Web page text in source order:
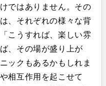
ではありません。その
、それぞれの様々な背
こうすれば、楽しい雰
、その場が盛り上が
ックもあるかもしれま
相互作用を起こせて